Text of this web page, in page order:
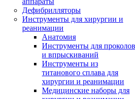
Дефибрилляторы
Инструменты для хирургии и
реанимации
Анатомия
Инструменты для проколов
и впрыскиваний
Инструменты из
титанового сплава для
хирургии и реанимации
Медицинские наборы для